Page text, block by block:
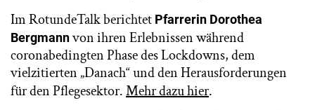
Im RotundeTalk berichtet Pfarrerin Dorothea
Bergmannvon ihren Erlebnissen während
coronabedingten Phase des Lockdowns, dem
vielzitierten „Danach“ und den Herausforderungen
für den Pflegesektor.Mehr dazu hier.